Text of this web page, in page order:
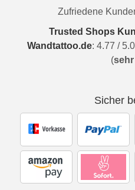
Zufriedene
Trusted Shops
Wandtattoo.de: 4.77 /
(
Sicher